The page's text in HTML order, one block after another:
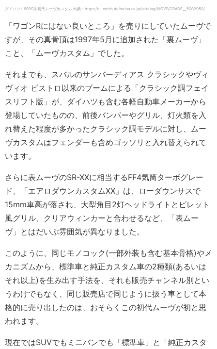
ダイハツ L600S系初代ムーヴカスタム 出典：https://u-catch.daihatsu.co.jp/catalog/MOVE/GRADE__5002050/
「ワゴンRにはない良いところ」を売りにしていたムーヴで
すが、その真骨頂は1997年5月に追加された「裏ムーヴ」
こと、「ムーヴカスタム」でした。
それまでも、スバルのサンバーディアス クラシックやヴィ
ヴィオ ビストロ以来のブームによる「クラシック調フェイ
スリフト版」が、ダイハツも含む各軽自動車メーカーから
登場していたものの、前後バンパーやグリル、灯火類を入
れ替えた程度が多かったクラシック調モデルに対し、ムー
ヴカスタムはフェンダーも含めゴッソリと入れ替えられて
います。
さらに表ムーヴのSR-XXに相当するFF4気筒ターボグレー
ド、「エアロダウンカスタムXX」は、ローダウンサスで
15mm車高が落され、大型角目2灯ヘッドライトとビレット
風グリル、クリアウィンカーと合わせるなど、「表ムー
ヴ」とはだいぶ雰囲気が異なりました。
このように、同じモノコック(一部外装も含む基本骨格)やメ
カニズムから、標準車と純正カスタム車の2種類(あるいは
それ以上)を生み出す手法を、それも販売チャンネル別とい
うわけでもなく、同じ販売店で同じように扱う車として本
格的に売り出したのは、おそらくこの初代ムーヴが初と思
われます。
現在ではSUVでもミニバンでも「標準車」と「純正カスタ